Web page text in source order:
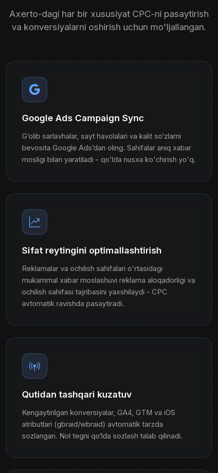
Axerto-dagi har bir xususiyat CPC-ni pasaytirish
va konversiyalarni oshirish uchun mo'ljallangan.
Google Ads Campaign Sync
G‘olib sarlavhalar, sayt havolalari va kalit so‘zlarni
bevosita Google Ads’dan oling. Sahifalar aniq xabar
mosligi bilan yaratiladi - qo'lda nusxa ko'chirish yo'q.
Sifat reytingini optimallashtirish
Reklamalar va ochilish sahifalari o'rtasidagi
mukammal xabar moslashuvi reklama aloqadorligi va
ochilish sahifasi tajribasini yaxshilaydi - CPC
avtomatik ravishda pasaytiradi.
Qutidan tashqari kuzatuv
Kengaytirilgan konversiyalar, GA4, GTM va iOS
atributlari (gbraid/wbraid) avtomatik tarzda
sozlangan. Nol tegni qo‘lda sozlash talab qilinadi.